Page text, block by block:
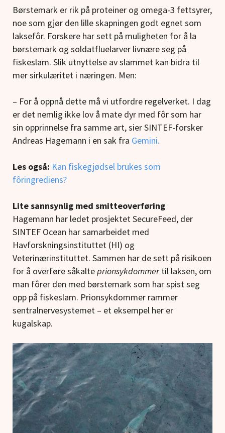
Børstemark er rik på proteiner og omega-3 fettsyrer,
noe som gjør den lille skapningen godt egnet som
laksefôr. Forskere har sett på muligheten for å la
børstemark og soldatfluelarver livnære seg på
fiskeslam. Slik utnyttelse av slammet kan bidra til
mer sirkulæritet i næringen. Men:
– For å oppnå dette må vi utfordre regelverket. I dag
er det nemlig ikke lov å mate dyr med fôr som har
sin opprinnelse fra samme art, sier SINTEF-forsker
Andreas Hagemann i en sak fra Gemini.
Les også: Kan fiskegjødsel brukes som
fôringrediens?
Lite sannsynlig med smitteoverføring
Hagemann har ledet prosjektet SecureFeed, der
SINTEF Ocean har samarbeidet med
Havforskningsinstituttet (HI) og
Veterinærinstituttet. Sammen har de sett på risikoen
for å overføre såkalteprionsykdommertil laksen, om
man fôrer den med børstemark som har spist seg
opp på fiskeslam. Prionsykdommer rammer
sentralnervesystemet – et eksempel her er
kugalskap.